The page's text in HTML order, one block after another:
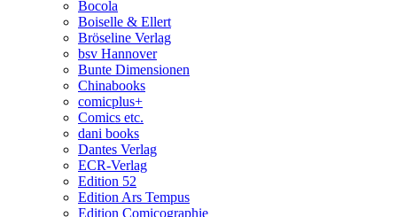
Bocola
Boiselle & Ellert
Bröseline Verlag
bsv Hannover
Bunte Dimensionen
Chinabooks
comicplus+
Comics etc.
dani books
Dantes Verlag
ECR-Verlag
Edition 52
Edition Ars Tempus
Edition Comicographie